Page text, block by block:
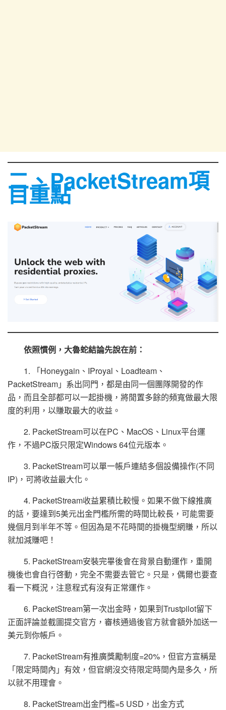
二、PacketStream項
目重點
依照慣例，大魯蛇結論先說在前：
1. 「Honeygain、IProyal、Loadteam、
PacketStream」系出同門，都是由同一個團隊開發的作
品，而且全部都可以一起掛機，將閒置多餘的頻寬做最大限
度的利用，以賺取最大的收益。
2. PacketStream可以在PC、MacOS、Linux平台運
作，不過PC版只限定Windows 64位元版本。
3. PacketStream可以單一帳戶連結多個設備操作(不同
IP)，可將收益最大化。
4. PacketStream收益累積比較慢。如果不做下線推廣
的話，要達到5美元出金門檻所需的時間比較長，可能需要
幾個月到半年不等。但因為是不花時間的掛機型網賺，所以
就加減賺吧！
5. PacketStream安裝完畢後會在背景自動運作，重開
機後也會自行啓動，完全不需要去管它。只是，偶爾也要查
看一下概況，注意程式有沒有正常運作。
6. PacketStream第一次出金時，如果到Trustpilot留下
正面評論並截圖提交官方，審核通過後官方就會額外加送一
美元到你帳戶。
7. PacketStream有推廣獎勵制度=20%，但官方宣稱是
「限定時間內」有效，但官網沒交待限定時間內是多久，所
以就不用理會。
8. PacketStream出金門檻=5 USD，出金方式